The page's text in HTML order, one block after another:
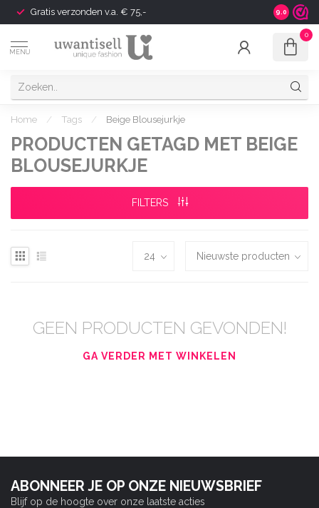
Gratis verzonden v.a. € 75,- Shipping
9.0
MENU
0
Home / Tags / Beige Blousejurkje
PRODUCTEN GETAGD MET BEIGE
BLOUSEJURKJE
FILTERS
GEEN PRODUCTEN GEVONDEN!
GA VERDER MET WINKELEN
ABONNEER JE OP ONZE NIEUWSBRIEF
Blijf op de hoogte over onze laatste acties